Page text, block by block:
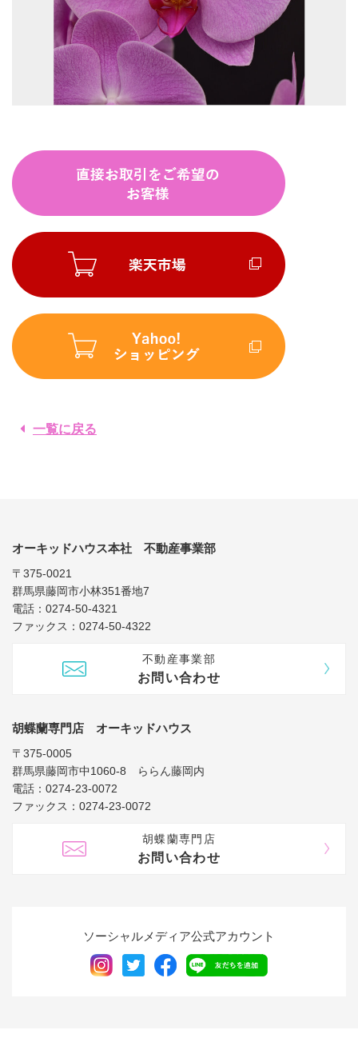
ご
購
入
一覧に戻る
オーキッドハウス本社 不動産事業部
〒375-0021
群馬県藤岡市小林351番地7
電話：0274-50-4321
ファックス：0274-50-4322
不動産事業部
お問い合わせ
胡蝶蘭専門店 オーキッドハウス
〒375-0005
群馬県藤岡市中1060-8 ららん藤岡内
電話：0274-23-0072
ファックス：0274-23-0072
胡蝶蘭専門店
お問い合わせ
ソーシャルメディア公式アカウント